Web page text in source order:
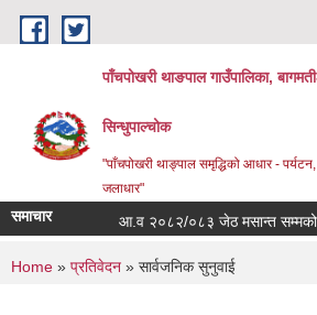
Skip to main content
पाँचपोखरी थाङपाल गाउँपालिका,
सिन्धुपाल्चोक
"पाँचपोखरी थाङ्पाल समृद्धिको आधार -
जलाधार"
समाचार आ.व २०८२/०८३ जेठ मसान्त सम्मको
You are here
Home » प्रतिवेदन » सार्वजनिक सुनुवाई